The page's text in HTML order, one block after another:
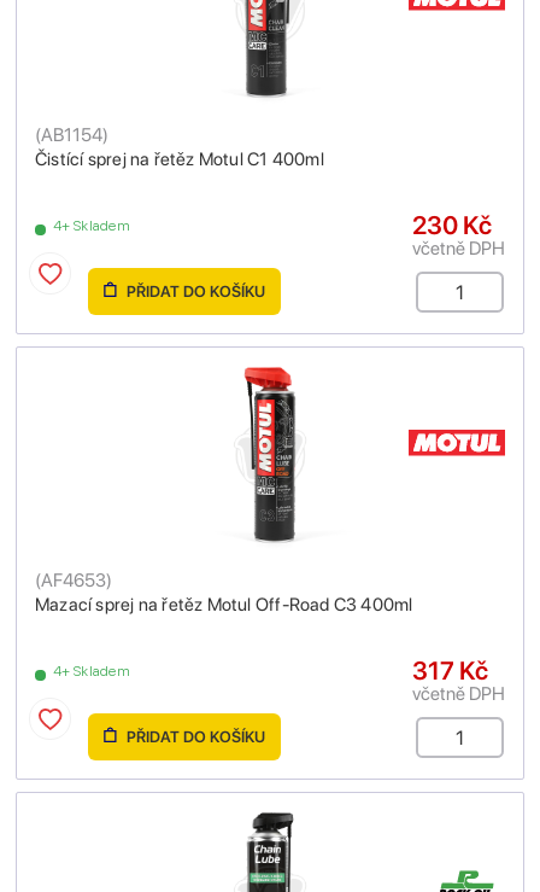
Čistící sprej na řetěz Motul C1 400ml
(AB1154)
4+ Skladem 230 Kč
včetně DPH
PŘIDAT DO KOŠÍKU
Mazací sprej na řetěz Motul Off-Road C3 400ml
(AF4653)
4+ Skladem 317 Kč
včetně DPH
PŘIDAT DO KOŠÍKU